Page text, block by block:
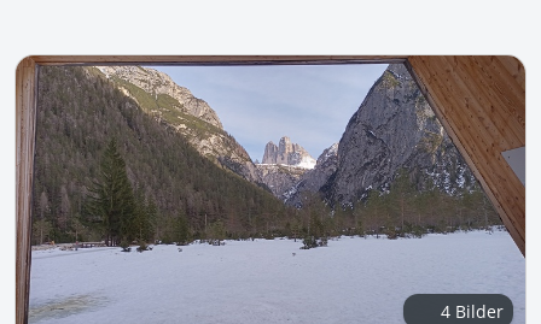
4 Bilder